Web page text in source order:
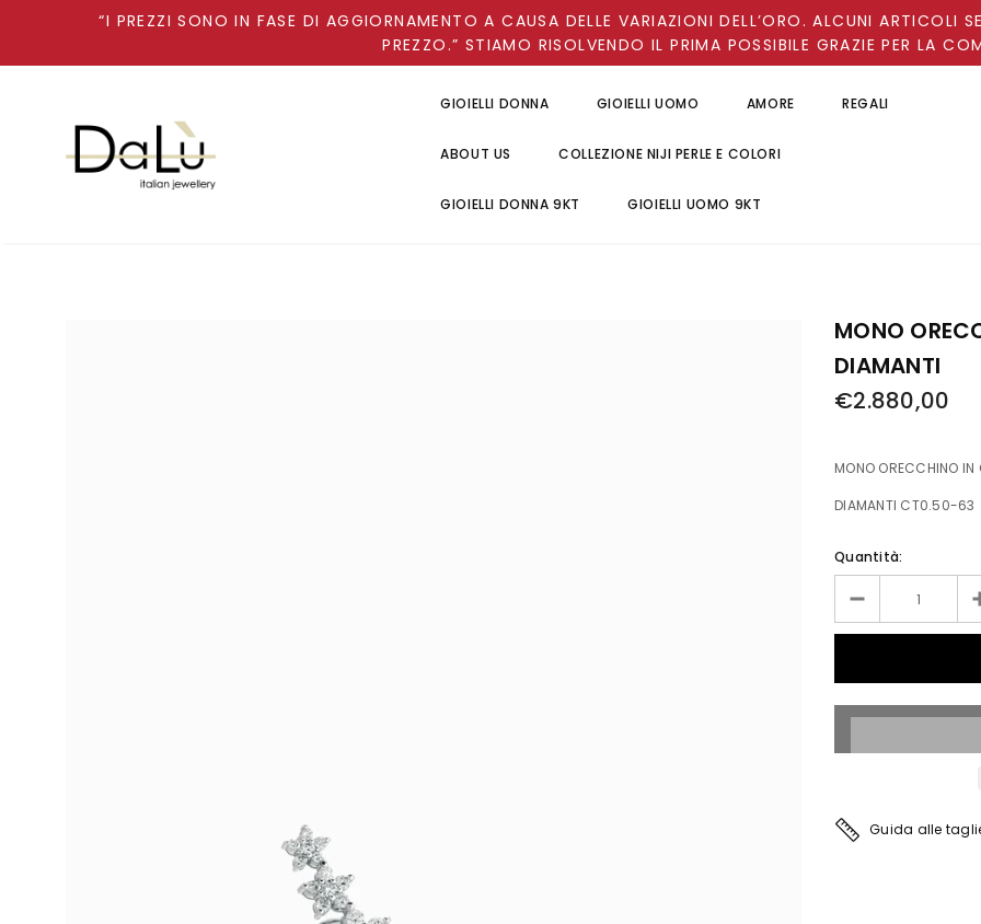
“I PREZZI SONO IN FASE DI AGGIORNAMENTO A CAUSA DELLE VARIAZIONI DELL’ORO. ALCUNI ARTICOLI
PREZZO.” STIAMO RISOLVENDO IL PRIMA POSSIBILE GRAZIE PER LA
GIOIELLI DONNA GIOIELLI UOMO AMORE REGALI
ABOUT US COLLEZIONE NIJI PERLE E COLORI
GIOIELLI DONNA 9KT GIOIELLI UOMO 9KT
MONO
DIAMANTI
€2.880,00
MONO ORECCHINO
DIAMANTI CT0.50-63
Quantità:
Guida alle